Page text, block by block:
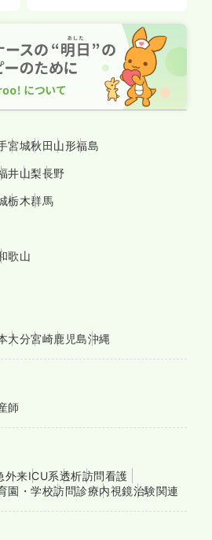
宮城秋田山形福島
井山梨長野
栃木群馬
歌山
大分宮崎鹿児島沖縄
師
外来ICU系透析訪問看護
園・学校訪問診療内視鏡治験関連